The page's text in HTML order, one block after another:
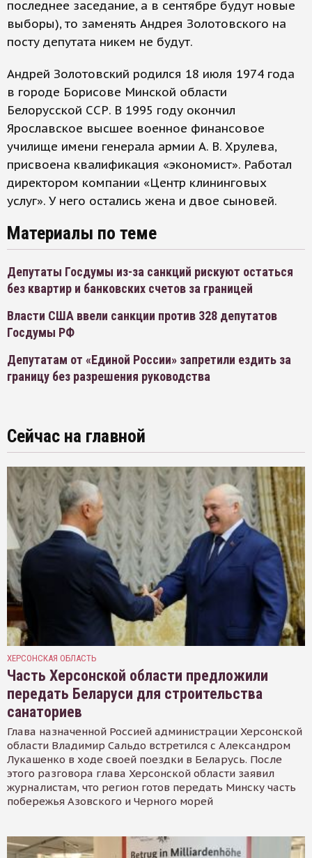
последнее заседание, а в сентябре будут новые
выборы), то заменять Андрея Золотовского на
посту депутата никем не будут.
Андрей Золотовский родился 18 июля 1974 года
в городе Борисове Минской области
Белорусской ССР. В 1995 году окончил
Ярославское высшее военное финансовое
училище имени генерала армии А. В. Хрулева,
присвоена квалификация «экономист». Работал
директором компании «Центр клининговых
услуг». У него остались жена и двое сыновей.
Материалы по теме
Депутаты Госдумы из-за санкций рискуют остаться
без квартир и банковских счетов за границей
Власти США ввели санкции против 328 депутатов
Госдумы РФ
Депутатам от «Единой России» запретили ездить за
границу без разрешения руководства
Сейчас на главной
ХЕРСОНСКАЯ ОБЛАСТЬ
Часть Херсонской области предложили
передать Беларуси для строительства
санаториев
Глава назначенной Россией администрации Херсонской
области Владимир Сальдо встретился с Александром
Лукашенко в ходе своей поездки в Беларусь. После
этого разговора глава Херсонской области заявил
журналистам, что регион готов передать Минску часть
побережья Азовского и Черного морей